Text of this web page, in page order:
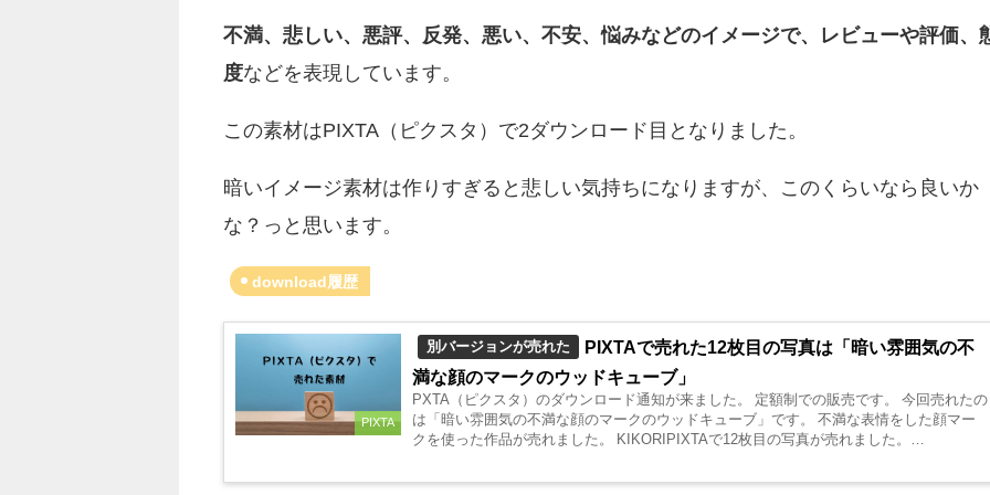
不満、悲しい、悪評、反発、悪い、不安、悩みなどのイメージで、レビューや評価、
度などを表現しています。
この素材はPIXTA（ピクスタ）で2ダウンロード目となりました。
暗いイメージ素材は作りすぎると悲しい気持ちになりますが、このくらいなら良いか
な？っと思います。
download履歴
PIXTA
別バージョンが売れた
PIXTAで売れた12枚目の写真は「暗い雰囲気の不
満な顔のマークのウッドキューブ」
PXTA（ピクスタ）のダウンロード通知が来ました。 定額制での販売です。 今回売れたの
は「暗い雰囲気の不満な顔のマークのウッドキューブ」です。 不満な表情をした顔マー
クを使った作品が売れました。 KIKORIPIXTAで12枚目の写真が売れました。